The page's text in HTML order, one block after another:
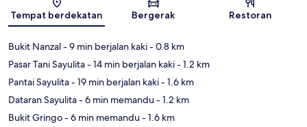
Peta
Tempat berdekatan Bergerak Restoran
Bukit Nanzal- 9 min berjalan kaki- 0.8 km
Pasar Tani Sayulita- 14 min berjalan kaki- 1.2 km
Pantai Sayulita- 19 min berjalan kaki- 1.6 km
Dataran Sayulita- 6 min memandu- 1.2 km
Bukit Gringo- 6 min memandu- 1.6 km